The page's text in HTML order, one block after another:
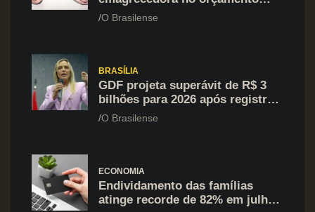
mesmo em situação de aperto
O Brasilense
BRASÍLIA
GDF projeta superávit de R$ 3
bilhões para 2026 após registrar
recuo no déficit
O Brasilense
ECONOMIA
Endividamento das famílias
atinge recorde de 82% em julho;